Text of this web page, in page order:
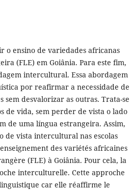
o ensino de variedades africanas
(FLE) em Goiânia. Para este fim,
intercultural. Essa abordagem
por reafirmar a necessidade de
desvalorizar as outras. Trata-se
de vida, sem perder de vista o lado
de uma língua estrangeira. Assim,
de vista intercultural nas escolas
des variétés africaines
(FLE) à Goiânia. Pour cela, la
interculturelle. Cette approche
car elle réaffirme le